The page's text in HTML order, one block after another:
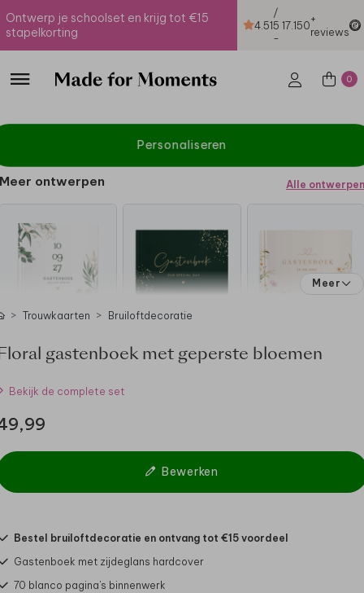
Ontwerp je schoolset en krijg tot €15
stapelkorting
4.51
/
5
-
17.150+
reviews
0
Personaliseren
Meer ontwerpen Alle ontwerpen
Meer
Trouwkaarten Bruiloftdecoratie
gastenboek met geperste bloemen
Bekijk de complete set
Bewerken
Bestel bruiloftdecoratie en ontvang tot €15 voordeel
Gastenboek met zijdeglans hardcover
70 blanco pagina's binnenwerk